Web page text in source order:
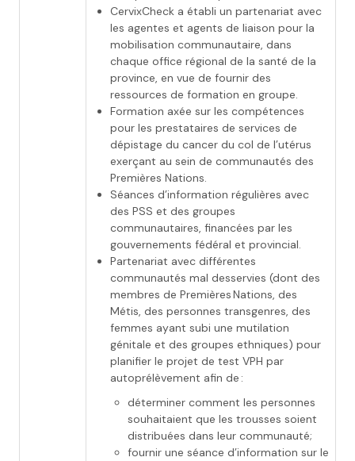
CervixCheck a établi un partenariat avec
les agentes et agents de liaison pour la
mobilisation communautaire, dans
chaque office régional de la santé de la
province, en vue de fournir des
ressources de formation en groupe.
Formation axée sur les compétences
pour les prestataires de services de
dépistage du cancer du col de l’utérus
exerçant au sein de communautés des
Premières Nations.
Séances d’information régulières avec
des PSS et des groupes
communautaires, financées par les
gouvernements fédéral et provincial.
Partenariat avec différentes
communautés mal desservies (dont des
membres de Premières Nations, des
Métis, des personnes transgenres, des
femmes ayant subi une mutilation
génitale et des groupes ethniques) pour
planifier le projet de test VPH par
autoprélèvement afin de :
déterminer comment les personnes
souhaitaient que les trousses soient
distribuées dans leur communauté;
fournir une séance d’information sur le